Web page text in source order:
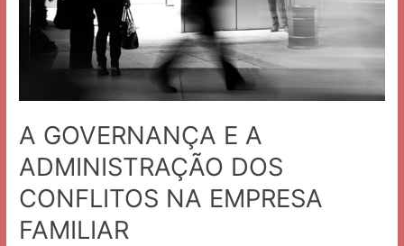
A GOVERNANÇA E A
ADMINISTRAÇÃO DOS
CONFLITOS NA EMPRESA
FAMILIAR
CONFLITOS
NA
EMPRESA